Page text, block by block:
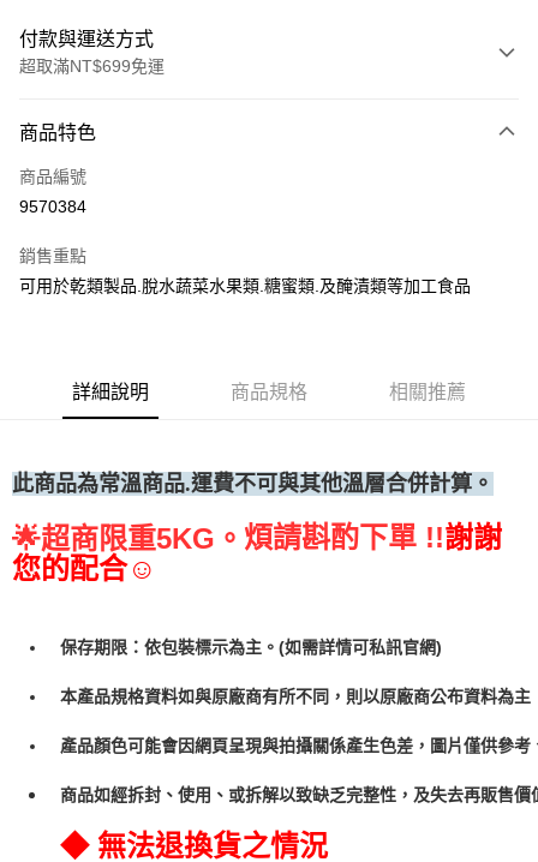
付款與運送方式
超取滿NT$699免運
信用卡一次付款
Apple Pay
運送方式
• 付款後全家取貨
每筆NT$60，滿NT$699(含以上)免運費
每筆NT$250
商品特色
商品編號
9570384
銷售重點
可用於乾類製品.脫水蔬菜水果類.糖蜜類.及醃漬類等加工食品
詳細說明 商品規格 相關推薦
此商品為常溫商品.運費不可與其他溫層合併計算。
🌟超商限重5KG。 煩請斟酌下單 !!謝謝
您的配合☺
保存期限：依包裝標示為主。(如需詳情可私訊官網)
本產品規格資料如與原廠商有所不同，則以原廠商公布資料為主
產品顏色可能會因網頁呈現與拍攝關係產生色差，圖片僅供參
商品如經拆封、使用、或拆解以致缺乏完整性，及失去再販售
◆ 無法退換貨之情況